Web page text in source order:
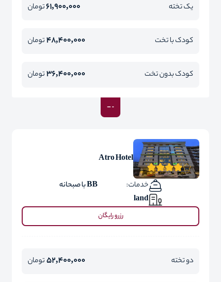
یک تخته 61,900,000تومان
کودک با تخت 48,400,000تومان
کودک بدون تخت 36,400,000تومان
Atro Hotel
خدمات:
BB با صبحانه
land
رزرو رایگان
دو تخته 52,400,000تومان